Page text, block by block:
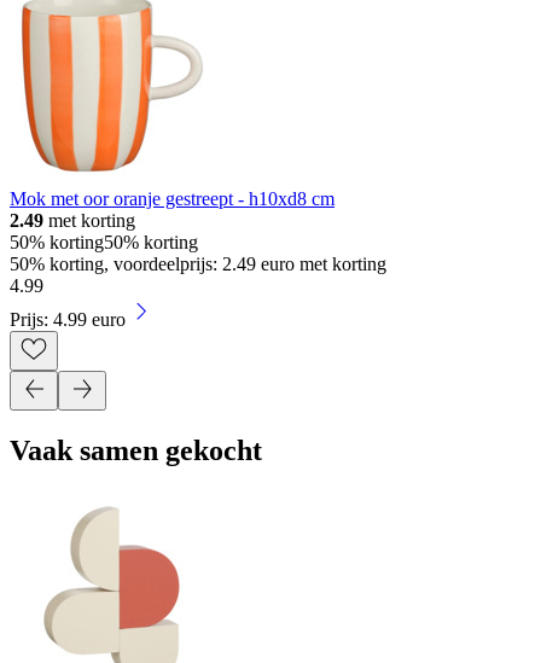
Mok met oor oranje gestreept - h10xd8 cm
2.49 met korting
50% korting50% korting
50% korting, voordeelprijs: 2.49 euro met korting
4.99
Prijs: 4.99 euro
Vaak samen gekocht